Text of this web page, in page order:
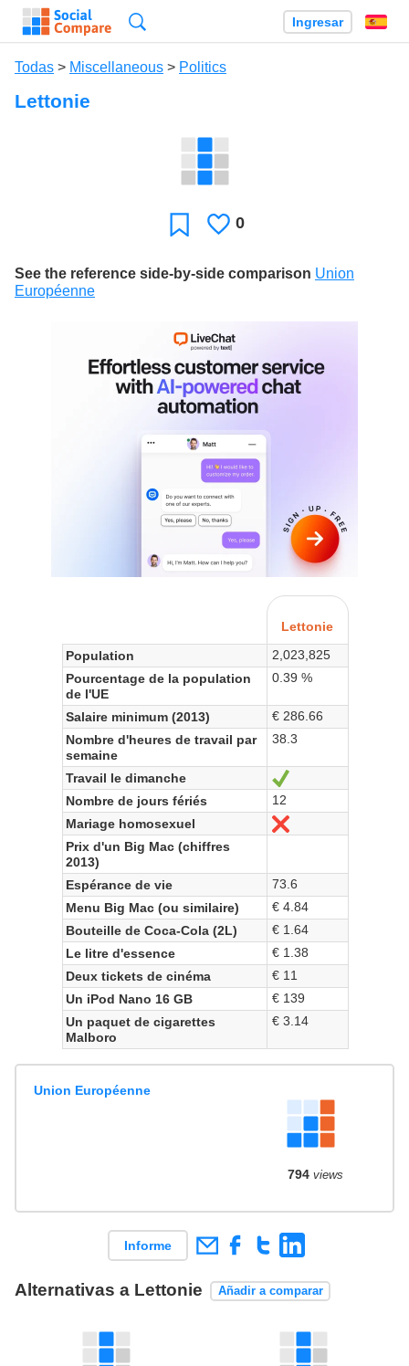
Ingresar
Todas > Miscellaneous > Politics
Lettonie
Favoritos
Le
0
See the reference side-by-side comparison Union
Européenne
Lettonie
Population
2,023,825
Pourcentage de la population
de l'UE
0.39 %
Salaire minimum (2013)
€ 286.66
Nombre d'heures de travail par
semaine
38.3
Travail le dimanche
Nombre de jours fériés
12
Mariage homosexuel
Prix d'un Big Mac (chiffres
2013)
Espérance de vie
73.6
Menu Big Mac (ou similaire)
€ 4.84
Bouteille de Coca-Cola (2L)
€ 1.64
Le litre d'essence
€ 1.38
Deux tickets de cinéma
€ 11
Un iPod Nano 16 GB
€ 139
Un paquet de cigarettes
Malboro
€ 3.14
Union Européenne
794views
Informe
Alternativas a Lettonie Añadir a comparar